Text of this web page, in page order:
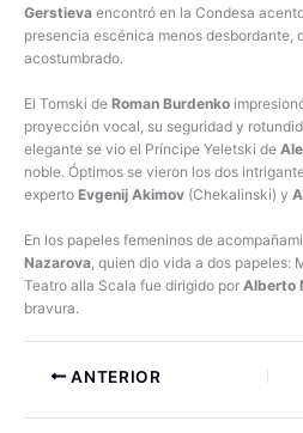
Gerstieva encontró en la Condesa
presencia escénica menos desbordante,
acostumbrado.
El Tomski de Roman Burdenko
proyección vocal, su seguridad y
elegante se vio el Príncipe Yeletski de
noble. Óptimos se vieron los dos
experto Evgenij Akimov (Chekalinski) y
En los papeles femeninos de
Nazarova, quien dio vida a dos papeles:
Teatro alla Scala fue dirigido por Alberto
bravura.
ANTERIOR